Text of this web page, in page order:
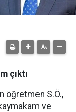
çıktı
öğretmen S.Ö.,
ve